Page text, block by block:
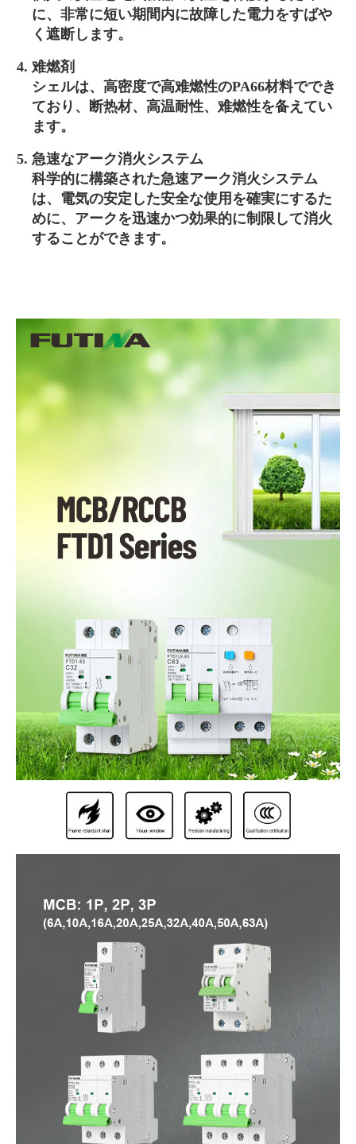
に、非常に短い期間内に故障した電力をすばや
く遮断します。
难燃剤
シェルは、高密度で高难燃性のPA66材料ででき
ており、断热材、高温耐性、难燃性を备えてい
ます。
急速なアーク消火システム
科学的に構築された急速アーク消火システム
は、電気の安定した安全な使用を確実にするた
めに、アークを迅速かつ効果的に制限して消火
することができます。